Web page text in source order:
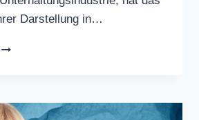
Matten, ein
Darstellung in…